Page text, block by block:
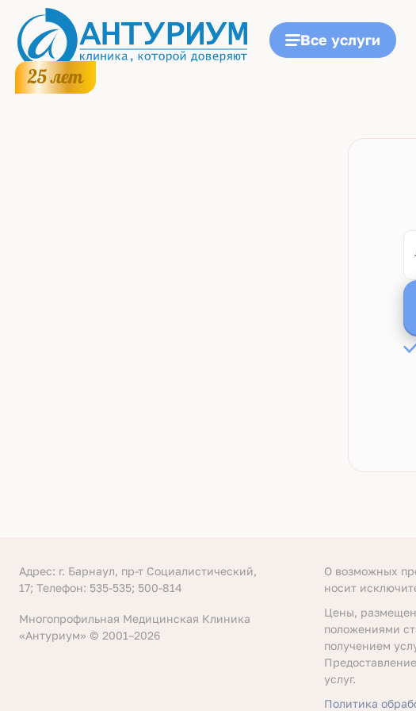
Все услуги
Адрес: г. Барнаул, пр-т Социалистический,
17; Телефон: 535-535; 500-814
Многопрофильная Медицинская Клиника
«Антуриум» © 2001–2026
О возможных
носит
Цены,
положениями
получением
услуг.
Политика